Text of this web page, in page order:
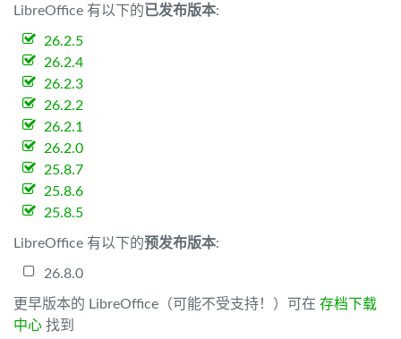
LibreOffice 有以下的已发布版本:
26.2.5
26.2.4
26.2.3
26.2.2
26.2.1
26.2.0
25.8.7
25.8.6
25.8.5
LibreOffice 有以下的预发布版本:
26.8.0
更早版本的 LibreOffice（可能不受支持！）可在 存档下载
中心 找到